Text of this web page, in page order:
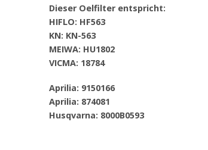
Dieser Oelfilter entspricht:
HIFLO: HF563
KN: KN-563
MEIWA: HU1802
VICMA: 18784
Aprilia: 9150166
Aprilia: 874081
Husqvarna: 8000B0593